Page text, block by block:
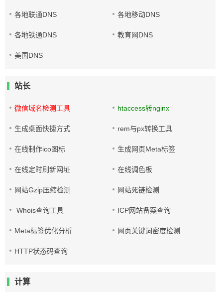
各地联通DNS 各地移动DNS
各地铁通DNS 教育网DNS
美国DNS
站长
微信域名检测工具 htaccess转nginx
生成桌面快捷方式 rem与px转换工具
在线制作ico图标 生成网页Meta标签
在线定时刷新网址 在线调色板
网站Gzip压缩检测 网站死链检测
Whois查询工具 ICP网站备案查询
Meta标签优化分析 网页关键词密度检测
HTTP状态码查询
计算